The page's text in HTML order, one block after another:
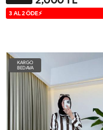
S
3 AL 2 ÖDE⚡
KARGO
BEDAVA